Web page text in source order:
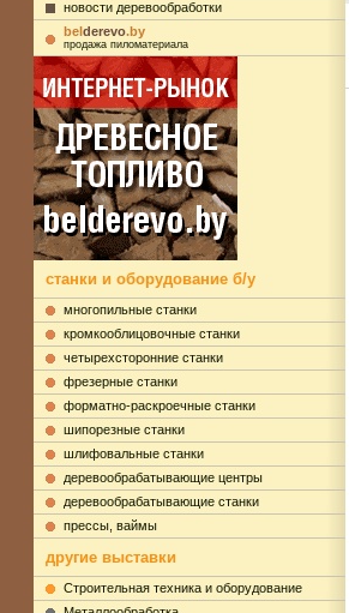
новости деревообработки
belderevo.by
продажа пиломатериала
станки и оборудование б/у
многопильные станки
кромкооблицовочные станки
четырехсторонние станки
фрезерные станки
форматно-раскроечные станки
шипорезные станки
шлифовальные станки
деревообрабатывающие центры
деревообрабатывающие станки
прессы, ваймы
другие выставки
Строительная техника и оборудование